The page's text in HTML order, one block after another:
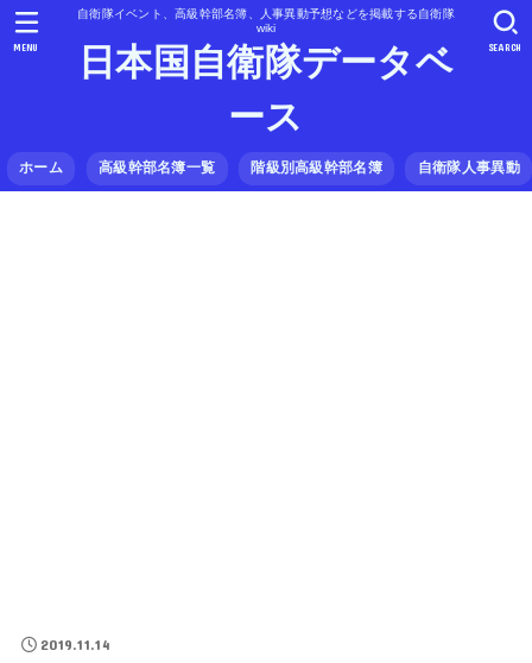
自衛隊イベント、高級幹部名簿、人事異動予想などを掲載する自衛隊
wiki
日本国自衛隊データベ
ース
ホーム 高級幹部名簿一覧 階級別高級幹部名簿 自衛隊人事異動
SEARCH
MENU
2019.11.14